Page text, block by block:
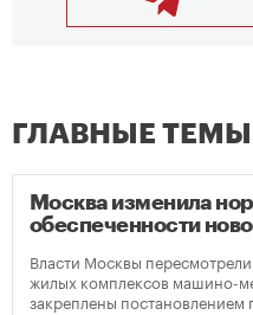
ГЛАВНЫЕ
Москва изменила
обеспеченности
Власти Москвы
жилых комплексов машино-
закреплены